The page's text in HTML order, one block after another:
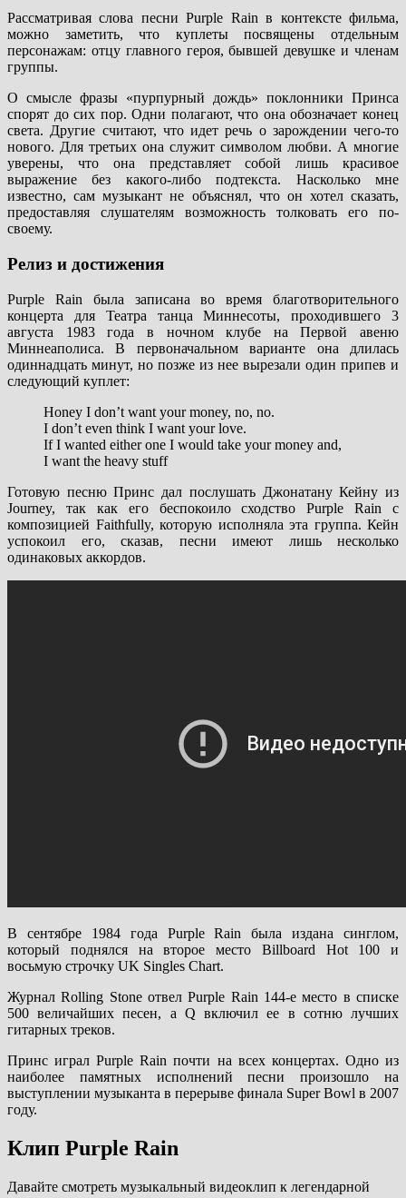
Рассматривая слова песни Purple Rain в контексте фильма,
можно заметить, что куплеты посвящены отдельным
персонажам: отцу главного героя, бывшей девушке и членам
группы.
О смысле фразы «пурпурный дождь» поклонники Принса
спорят до сих пор. Одни полагают, что она обозначает конец
света. Другие считают, что идет речь о зарождении чего-то
нового. Для третьих она служит символом любви. А многие
уверены, что она представляет собой лишь красивое
выражение без какого-либо подтекста. Насколько мне
известно, сам музыкант не объяснял, что он хотел сказать,
предоставляя слушателям возможность толковать его по-
своему.
Релиз и достижения
Purple Rain была записана во время благотворительного
концерта для Театра танца Миннесоты, проходившего 3
августа 1983 года в ночном клубе на Первой авеню
Миннеаполиса. В первоначальном варианте она длилась
одиннадцать минут, но позже из нее вырезали один припев и
следующий куплет:
Honey I don’t want your money, no, no.
I don’t even think I want your love.
If I wanted either one I would take your money and,
I want the heavy stuff
Готовую песню Принс дал послушать Джонатану Кейну из
Journey, так как его беспокоило сходство Purple Rain с
композицией Faithfully, которую исполняла эта группа. Кейн
успокоил его, сказав, песни имеют лишь несколько
одинаковых аккордов.
В сентябре 1984 года Purple Rain была издана синглом,
который поднялся на второе место Billboard Hot 100 и
восьмую строчку UK Singles Chart.
Журнал Rolling Stone отвел Purple Rain 144-е место в списке
500 величайших песен, а Q включил ее в сотню лучших
гитарных треков.
Принс играл Purple Rain почти на всех концертах. Одно из
наиболее памятных исполнений песни произошло на
выступлении музыканта в перерыве финала Super Bowl в 2007
году.
Клип Purple Rain
Давайте смотреть музыкальный видеоклип к легендарной